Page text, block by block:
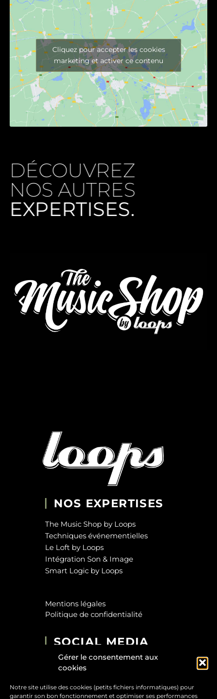
Gérer le consentement aux
cookies
Notre site utilise des cookies (petits fichiers informatiques) pour
garantir son bon fonctionnement et optimiser ses performances
Cliquez pour accepter les cookies
marketing et activer ce contenu
DÉCOUVREZ
NOS AUTRES
EXPERTISES.
NOS EXPERTISES
The Music Shop by Loops
Techniques événementielles
Le Loft by Loops
Intégration Son & Image
Smart Logic by Loops
Mentions légales
Politique de confidentialité
SOCIAL MEDIA